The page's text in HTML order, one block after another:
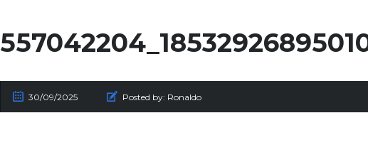
30/09/2025 Posted by: Ronaldo